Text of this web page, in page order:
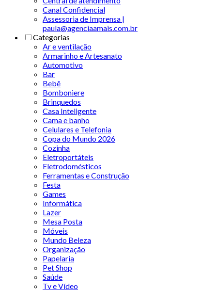
Canal Confidencial
Assessoria de Imprensa |
paula@agenciaamais.com.br
Categorias
Ar e ventilação
Armarinho e Artesanato
Automotivo
Bar
Bebê
Bomboniere
Brinquedos
Casa Inteligente
Cama e banho
Celulares e Telefonia
Copa do Mundo 2026
Cozinha
Eletroportáteis
Eletrodomésticos
Ferramentas e Construção
Festa
Games
Informática
Lazer
Mesa Posta
Móveis
Mundo Beleza
Organização
Papelaria
Pet Shop
Saúde
Tv e Vídeo